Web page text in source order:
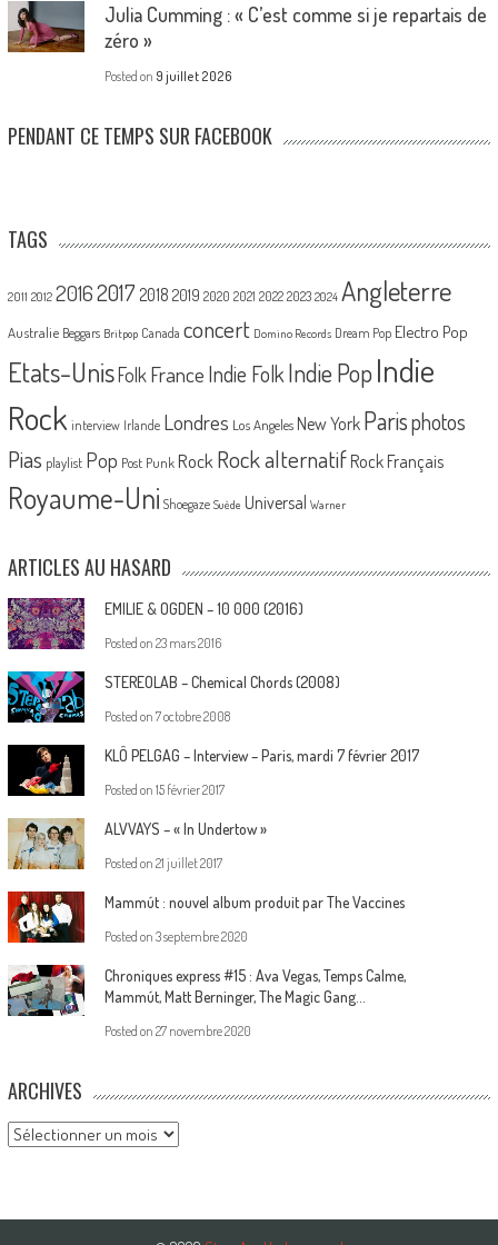
Julia Cumming : « C’est comme si je repartais de
zéro »
Posted on 9 juillet 2026
PENDANT CE TEMPS SUR FACEBOOK
TAGS
2011 2012 20162017 2018 2019 2020 2021 2022 2023 2024 Angleterre
Australie Beggars Britpop Canada concert Domino Records Dream Pop Electro Pop
Etats-UnisFolk France Indie Folk Indie PopIndie
Rock interview Irlande Londres Los Angeles New York Parisphotos
Pias playlist Pop Post Punk Rock Rock alternatif Rock Français
Royaume-Uni Shoegaze Suède Universal Warner
ARTICLES AU HASARD
EMILIE & OGDEN – 10 000 (2016)
Posted on 23 mars 2016
STEREOLAB – Chemical Chords (2008)
Posted on 7 octobre 2008
KLÔ PELGAG – Interview – Paris, mardi 7 février 2017
Posted on 15 février 2017
ALVVAYS – « In Undertow »
Posted on 21 juillet 2017
Mammút : nouvel album produit par The Vaccines
Posted on 3 septembre 2020
Chroniques express #15 : Ava Vegas, Temps Calme,
Mammút, Matt Berninger, The Magic Gang…
Posted on 27 novembre 2020
ARCHIVES
Archives